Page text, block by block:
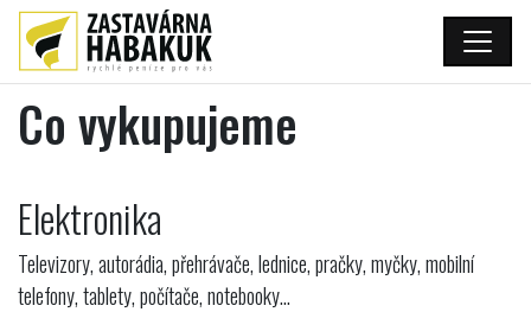
Co vykupujeme
Elektronika
Televizory, autorádia, přehrávače, lednice, pračky, myčky, mobilní
telefony, tablety, počítače, notebooky...